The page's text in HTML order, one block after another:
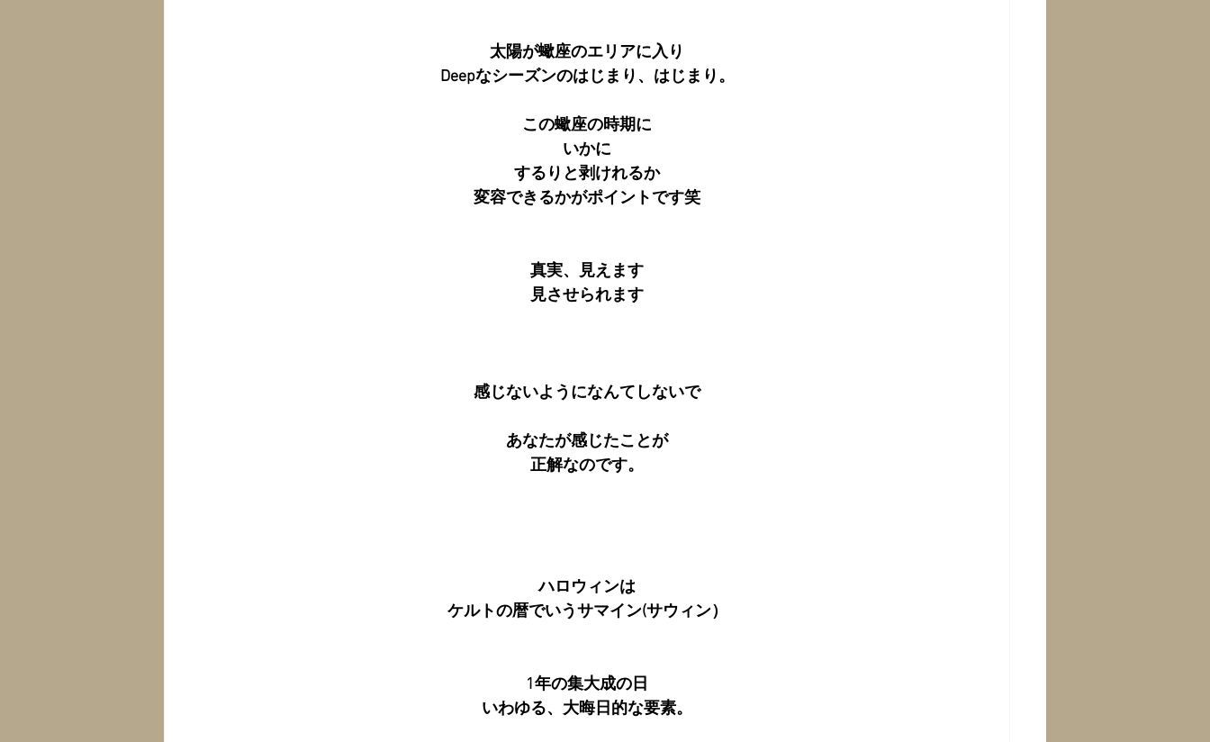
太陽が蠍座のエリアに入り
Deepなシーズンのはじまり、はじまり。
この蠍座の時期に
いかに
するりと剥けれるか
変容できるかがポイントです笑
真実、見えます
見させられます
感じないようになんてしないで
あなたが感じたことが
正解なのです。
ハロウィンは
ケルトの暦でいうサマイン(サウィン）
1年の集大成の日
いわゆる、大晦日的な要素。